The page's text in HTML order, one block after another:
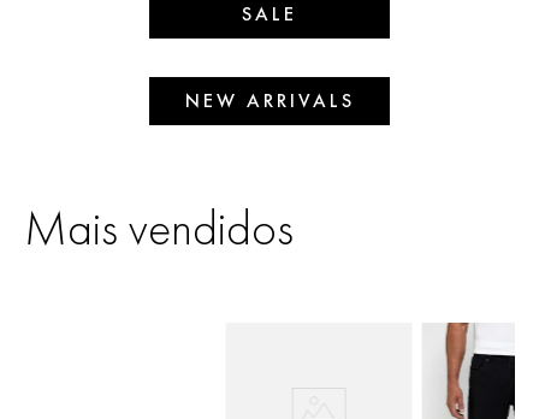
SALE
NEW ARRIVALS
Mais vendidos